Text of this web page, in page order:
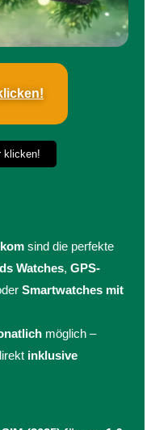
klicken!
sind die perfekte
Watches, GPS-
Smartwatches mit
möglich –
inklusive